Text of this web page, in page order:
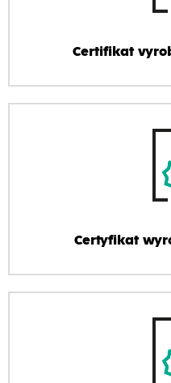
Certifikat
Certyfikat